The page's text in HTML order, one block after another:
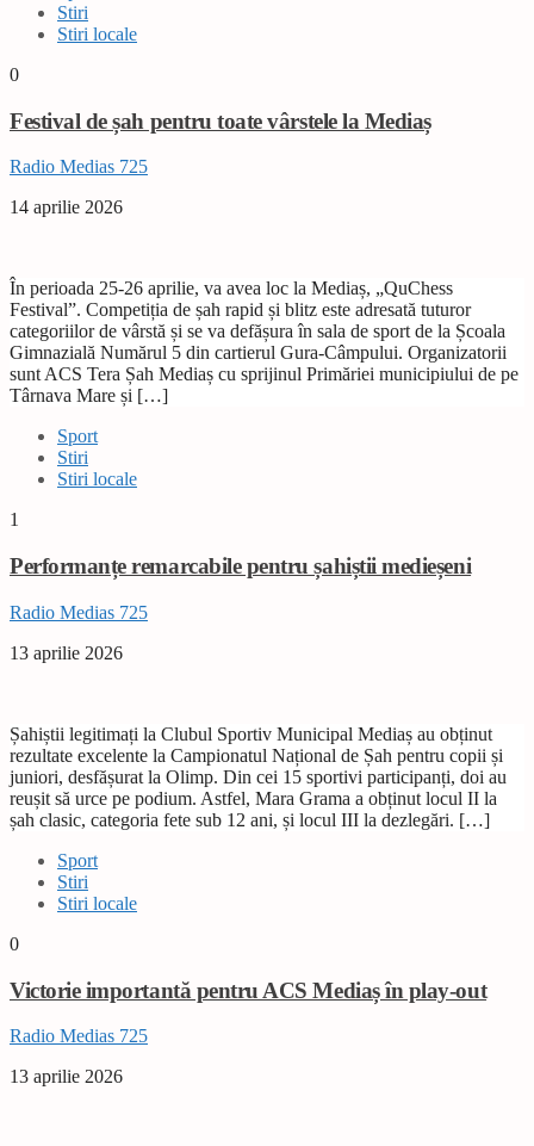
Stiri
Stiri locale
0
Festival de șah pentru toate vârstele la Mediaș
Radio Medias 725
14 aprilie 2026
În perioada 25-26 aprilie, va avea loc la Mediaș, „QuChess
Festival”. Competiția de șah rapid și blitz este adresată tuturor
categoriilor de vârstă și se va defășura în sala de sport de la Școala
Gimnazială Numărul 5 din cartierul Gura-Câmpului. Organizatorii
sunt ACS Tera Șah Mediaș cu sprijinul Primăriei municipiului de pe
Târnava Mare și […]
Sport
Stiri
Stiri locale
1
Performanțe remarcabile pentru șahiștii medieșeni
Radio Medias 725
13 aprilie 2026
Șahiștii legitimați la Clubul Sportiv Municipal Mediaș au obținut
rezultate excelente la Campionatul Național de Șah pentru copii și
juniori, desfășurat la Olimp. Din cei 15 sportivi participanți, doi au
reușit să urce pe podium. Astfel, Mara Grama a obținut locul II la
șah clasic, categoria fete sub 12 ani, și locul III la dezlegări. […]
Sport
Stiri
Stiri locale
0
Victorie importantă pentru ACS Mediaș în play-out
Radio Medias 725
13 aprilie 2026